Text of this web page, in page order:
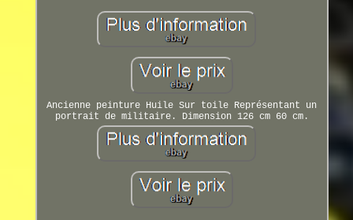
Ancienne peinture Huile Sur toile Représentant un
portrait de militaire. Dimension 126 cm 60 cm.